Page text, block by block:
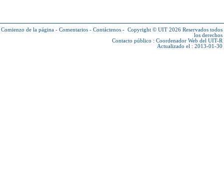
Comienzo de la página - Comentarios - Contáctenos - Copyright © UIT 2026 Reservados todos
los derechos
Contacto público : Coordenador Web del UIT-R
Actualizado el : 2013-01-30